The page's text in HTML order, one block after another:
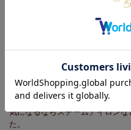
姫感がありラブリーです☆
白いレース部分が少しシワっぽさ
気になるならスチームアイロン
た。